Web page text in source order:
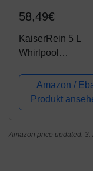
58,49€
KaiserRein 5 L
Whirlpool
die zuverlässige
Wasserpflege I
Whirlpool
Whirlpoolreiniger,
Amazon /
Produkt
Amazon price updated: 3.